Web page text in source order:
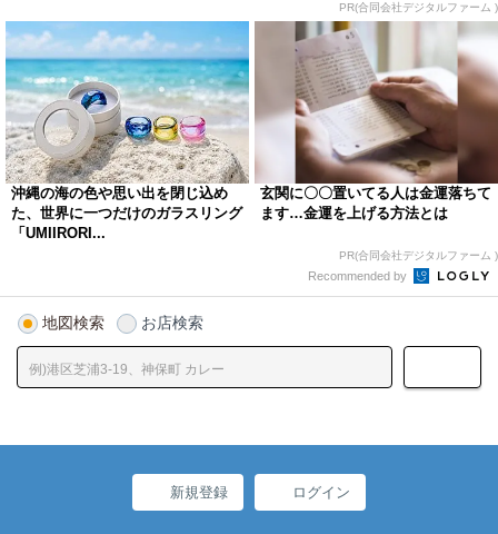
PR(合同会社デジタルファーム )
沖縄の海の色や思い出を閉じ込め
た、世界に一つだけのガラスリング
「UMIIRORI...
玄関に〇〇置いてる人は金運落ちて
ます…金運を上げる方法とは
PR(合同会社デジタルファーム )
Recommended by
地図検索 お店検索
新規登録 ログイン